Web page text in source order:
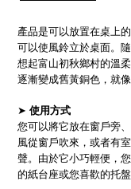
產品是可以放置在桌上
可以使風鈴立於桌面。
想起富山初秋鄉村的溫
逐漸變成舊黃銅色，就
➤ 使用方式
您可以將它放在窗戶旁
風從窗戶吹來，或者有
聲。由於它小巧輕便，
的紙台座或您喜歡的托